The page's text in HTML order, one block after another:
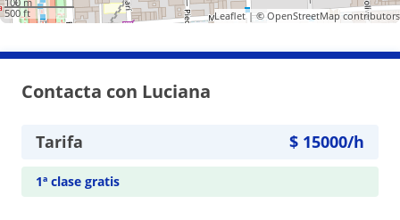
500 ft
Leaflet| © OpenStreetMapcontributors
Contacta con Luciana
Tarifa $ 15000/h
1ª clase gratis